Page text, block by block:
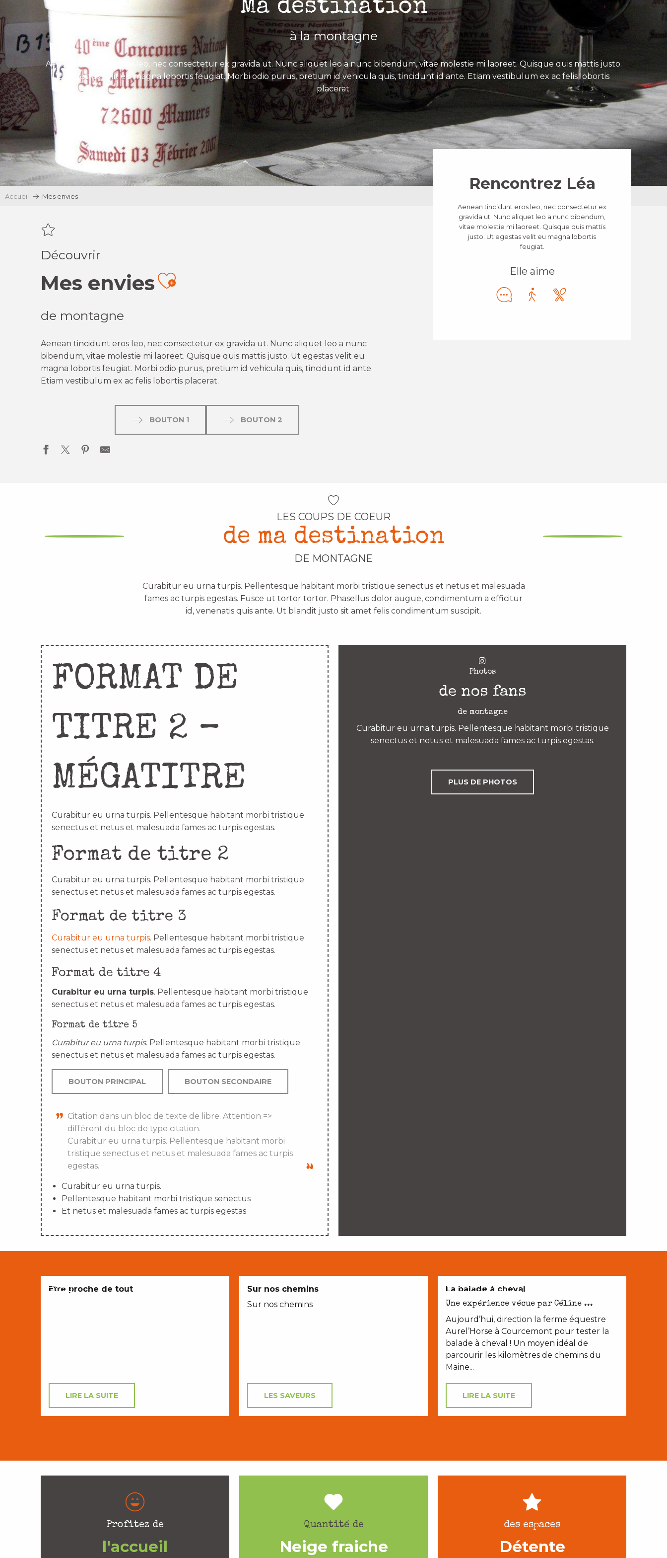
Ma destination
à la montagne
Aenean tincidunt eros leo, nec consectetur ex gravida ut. Nunc aliquet leo a nunc bibendum, vitae molestie mi laoreet. Quisque quis mattis justo.
Ut egestas velit eu magna lobortis feugiat. Morbi odio purus, pretium id vehicula quis, tincidunt id ante. Etiam vestibulum ex ac felis lobortis
placerat.
Accueil Mes envies
Découvrir
Mes enviesAjouter aux favoris
de montagne
Aenean tincidunt eros leo, nec consectetur ex gravida ut. Nunc aliquet leo a nunc
bibendum, vitae molestie mi laoreet. Quisque quis mattis justo. Ut egestas velit eu
magna lobortis feugiat. Morbi odio purus, pretium id vehicula quis, tincidunt id ante.
Etiam vestibulum ex ac felis lobortis placerat.
BOUTON 1 BOUTON 2
Rencontrez Léa
Aenean tincidunt eros leo, nec consectetur ex
gravida ut. Nunc aliquet leo a nunc bibendum,
vitae molestie mi laoreet. Quisque quis mattis
justo. Ut egestas velit eu magna lobortis
feugiat.
Elle aime
LES COUPS DE COEUR
de ma destination
DE MONTAGNE
Curabitur eu urna turpis. Pellentesque habitant morbi tristique senectus et netus et malesuada
fames ac turpis egestas. Fusce ut tortor tortor. Phasellus dolor augue, condimentum a efficitur
id, venenatis quis ante. Ut blandit justo sit amet felis condimentum suscipit.
FORMAT DE
TITRE 2 –
MÉGATITRE
Curabitur eu urna turpis. Pellentesque habitant morbi tristique
senectus et netus et malesuada fames ac turpis egestas.
Format de titre 2
Curabitur eu urna turpis. Pellentesque habitant morbi tristique
senectus et netus et malesuada fames ac turpis egestas.
Format de titre 3
Curabitur eu urna turpis. Pellentesque habitant morbi tristique
senectus et netus et malesuada fames ac turpis egestas.
Format de titre 4
Curabitur eu urna turpis. Pellentesque habitant morbi tristique
senectus et netus et malesuada fames ac turpis egestas.
Format de titre 5
Curabitur eu urna turpis. Pellentesque habitant morbi tristique
senectus et netus et malesuada fames ac turpis egestas.
BOUTON PRINCIPAL BOUTON SECONDAIRE
Citation dans un bloc de texte de libre. Attention =>
différent du bloc de type citation.
Curabitur eu urna turpis. Pellentesque habitant morbi
tristique senectus et netus et malesuada fames ac turpis
egestas.
Curabitur eu urna turpis.
Pellentesque habitant morbi tristique senectus
Et netus et malesuada fames ac turpis egestas
Photos
de nos fans
de montagne
Curabitur eu urna turpis. Pellentesque habitant morbi tristique
senectus et netus et malesuada fames ac turpis egestas.
PLUS DE PHOTOS
ENVIES
Etre proche de tout
LIRE LA SUITE
Sur nos chemins
Sur nos chemins
LES SAVEURS
NATURE ET PATRIMOINE
La balade à cheval
Une expérience vécue par Céline ...
Aujourd’hui, direction la ferme équestre
Aurel’Horse à Courcemont pour tester la
balade à cheval ! Un moyen idéal de
parcourir les kilomètres de chemins du
Maine...
LIRE LA SUITE
Profitez de
l'accueil
Quantité de
Neige fraiche
des espaces
Détente